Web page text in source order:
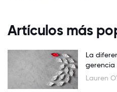
Artículos más
La
gerencia
Lauren